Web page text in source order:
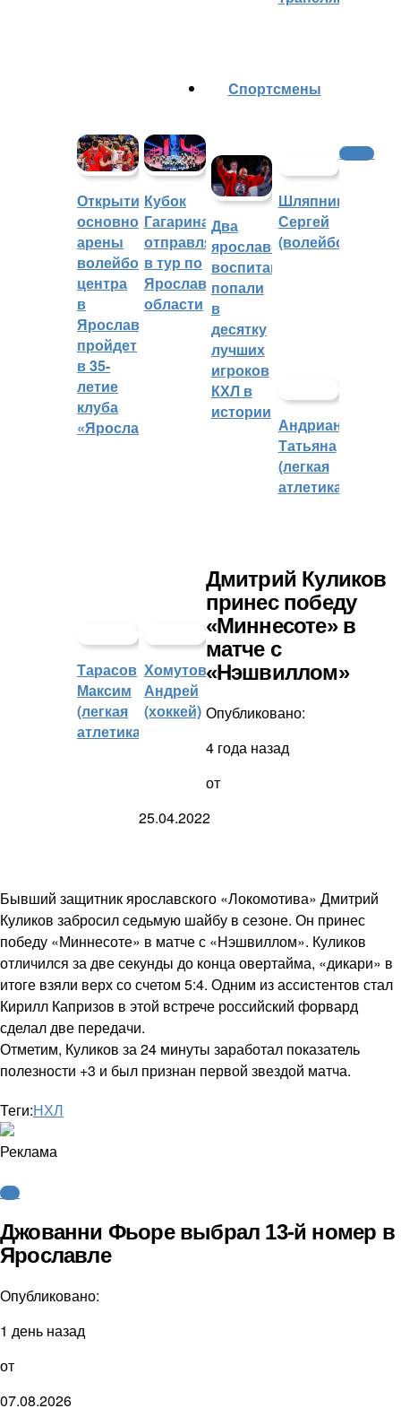
Открытие
основной
арены
волейбольного
центра
в
Ярославле
пройдет
в 35-
летие
клуба
«Ярославич»
Кубок
Гагарина
отправляется
в тур по
Ярославской
области
Cпортсмены
Два
ярославских
воспитанника
попали
в
десятку
лучших
игроков
КХЛ в
истории
Шляпников
Сергей
(волейбол)
Андрианова
Татьяна
(легкая
атлетика)
Тарасов
Максим
(легкая
атлетика)
Хомутов
Андрей
(хоккей)
Хоккей
Дмитрий Куликов
принес победу
«Миннесоте» в
матче с
«Нэшвиллом»
Опубликовано:
4 года назад
от
25.04.2022
Бывший защитник ярославского «Локомотива» Дмитрий
Куликов забросил седьмую шайбу в сезоне. Он принес
победу «Миннесоте» в матче с «Нэшвиллом». Куликов
отличился за две секунды до конца овертайма, «дикари» в
итоге взяли верх со счетом 5:4. Одним из ассистентов стал
Кирилл Капризов в этой встрече российский форвард
сделал две передачи.
Отметим, Куликов за 24 минуты заработал показатель
полезности +3 и был признан первой звездой матча.
Теги:НХЛ
Реклама
КХЛ
Джованни Фьоре выбрал 13-й номер в
Ярославле
Опубликовано:
1 день назад
от
07.08.2026